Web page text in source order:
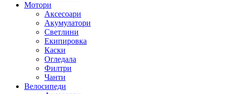
Мотори
Аксесоари
Акумулатори
Светлини
Екипировка
Каски
Огледала
Филтри
Чанти
Велосипеди